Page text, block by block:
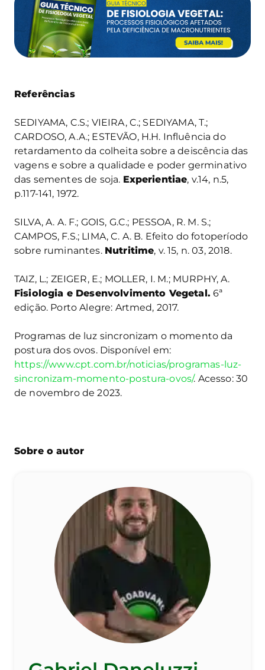
Referências
SEDIYAMA, C.S.; VIEIRA, C.; SEDIYAMA, T.;
CARDOSO, A.A.; ESTEVÃO, H.H. Influência do
retardamento da colheita sobre a deiscência das
vagens e sobre a qualidade e poder germinativo
das sementes de soja. Experientiae, v.14, n.5,
p.117-141, 1972.
SILVA, A. A. F.; GOIS, G.C.; PESSOA, R. M. S.;
CAMPOS, F.S.; LIMA, C. A. B. Efeito do fotoperíodo
sobre ruminantes. Nutritime, v. 15, n. 03, 2018.
TAIZ, L.; ZEIGER, E.; MOLLER, I. M.; MURPHY, A.
Fisiologia e Desenvolvimento Vegetal. 6ª
edição. Porto Alegre: Artmed, 2017.
Programas de luz sincronizam o momento da
postura dos ovos. Disponível em:
https://www.cpt.com.br/noticias/programas-luz-
sincronizam-momento-postura-ovos/. Acesso: 30
de novembro de 2023.
Sobre o autor